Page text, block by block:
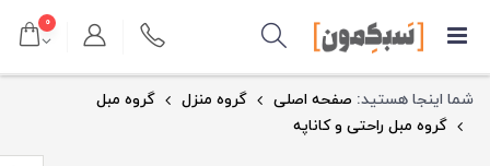
۰
شما اینجا هستید: صفحه اصلی گروه منزل
گروه مبل
گروه مبل راحتی و کاناپه